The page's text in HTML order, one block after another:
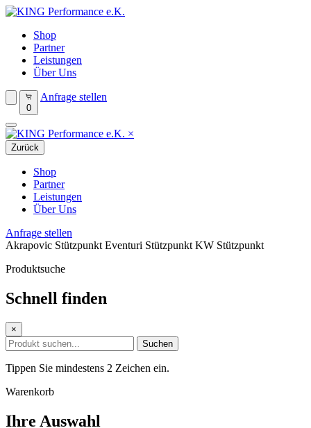
Shop
Partner
Leistungen
Über Uns
0
Anfrage stellen
×
Zurück
Shop
Partner
Leistungen
Über Uns
Anfrage stellen
Akrapovic Stützpunkt Eventuri Stützpunkt KW Stützpunkt
Produktsuche
Schnell finden
×
Suchen
Tippen Sie mindestens 2 Zeichen ein.
Warenkorb
Ihre Auswahl